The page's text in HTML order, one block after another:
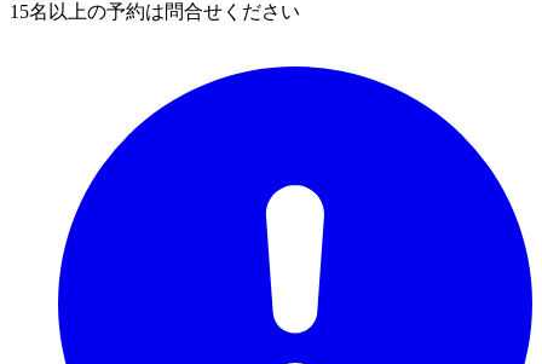
15名以上の予約は問合せください